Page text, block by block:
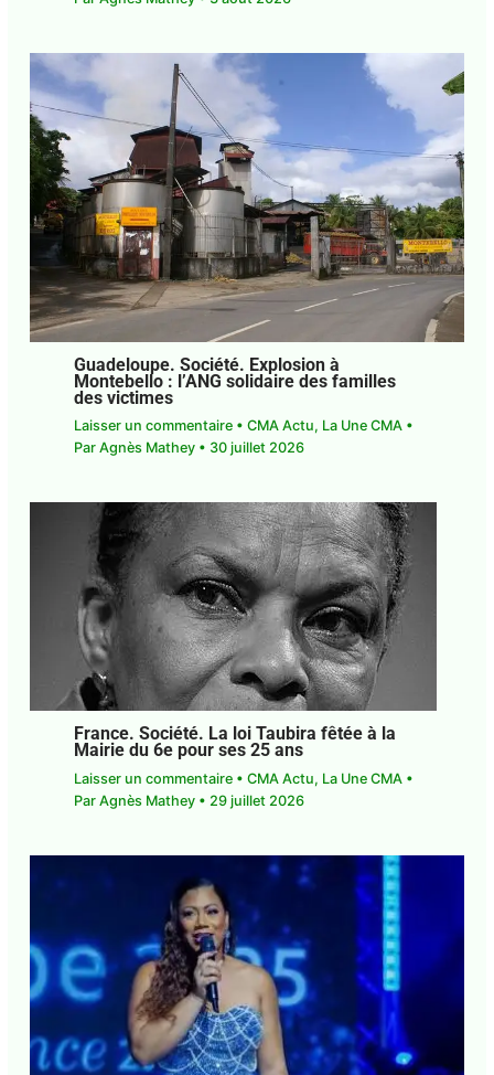
Guadeloupe. Société. Explosion à
Montebello : l’ANG solidaire des familles
des victimes
Laisser un commentaire • CMA Actu, La Une CMA•
Par Agnès Mathey • 30 juillet 2026
France. Société. La loi Taubira fêtée à la
Mairie du 6e pour ses 25 ans
Laisser un commentaire • CMA Actu, La Une CMA•
Par Agnès Mathey • 29 juillet 2026